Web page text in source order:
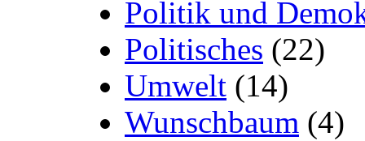
Politik und
Politisches (22)
Umwelt (14)
Wunschbaum (4)